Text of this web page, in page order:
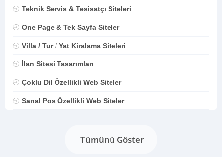
Teknik Servis & Tesisatçı Siteleri
One Page & Tek Sayfa Siteler
Villa / Tur / Yat Kiralama Siteleri
İlan Sitesi Tasarımları
Çoklu Dil Özellikli Web Siteler
Sanal Pos Özellikli Web Siteler
Tümünü Göster